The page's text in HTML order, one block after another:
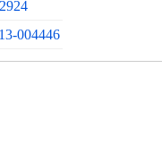
004446